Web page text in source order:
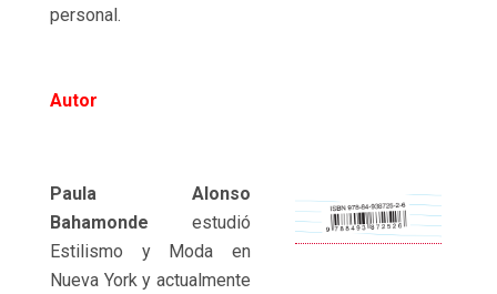
personal.
Autor
Paula Alonso
Bahamonde estudió
Estilismo y Moda en
Nueva York y actualmente